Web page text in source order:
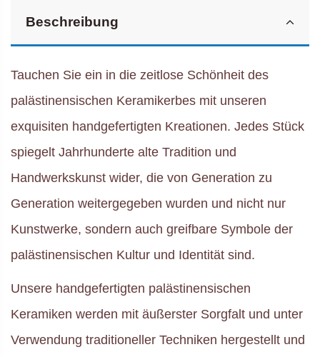
Beschreibung
Tauchen Sie ein in die zeitlose Schönheit des
palästinensischen Keramikerbes mit unseren
exquisiten handgefertigten Kreationen. Jedes Stück
spiegelt Jahrhunderte alte Tradition und
Handwerkskunst wider, die von Generation zu
Generation weitergegeben wurden und nicht nur
Kunstwerke, sondern auch greifbare Symbole der
palästinensischen Kultur und Identität sind.
Unsere handgefertigten palästinensischen
Keramiken werden mit äußerster Sorgfalt und unter
Verwendung traditioneller Techniken hergestellt und